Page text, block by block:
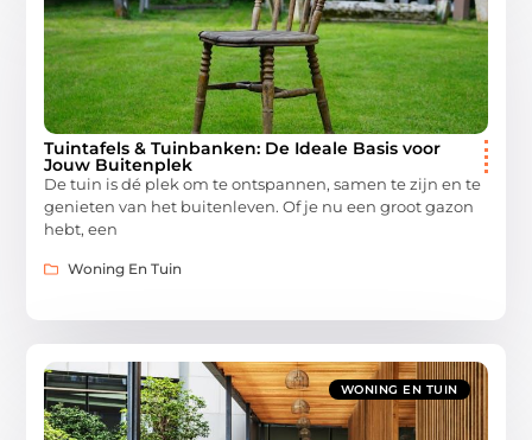
Tuintafels & Tuinbanken: De Ideale Basis voor
Jouw Buitenplek
De tuin is dé plek om te ontspannen, samen te zijn en te
genieten van het buitenleven. Of je nu een groot gazon
hebt, een
Woning En Tuin
WONING EN TUIN